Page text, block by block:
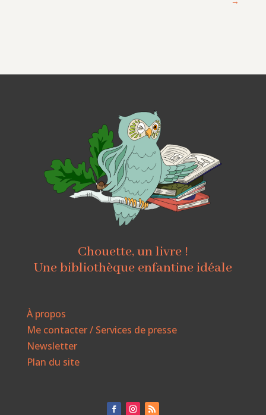
Chouette, un livre !
Une bibliothèque enfantine idéale
À propos
Me contacter / Services de presse
Newsletter
Plan du site